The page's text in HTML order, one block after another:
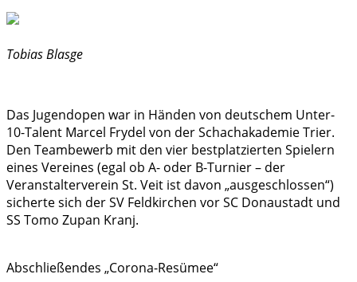
Tobias Blasge
Das Jugendopen war in Händen von deutschem Unter-
10-Talent Marcel Frydel von der Schachakademie Trier.
Den Teambewerb mit den vier bestplatzierten Spielern
eines Vereines (egal ob A- oder B-Turnier – der
Veranstalterverein St. Veit ist davon „ausgeschlossen“)
sicherte sich der SV Feldkirchen vor SC Donaustadt und
SS Tomo Zupan Kranj.
Abschließendes „Corona-Resümee“